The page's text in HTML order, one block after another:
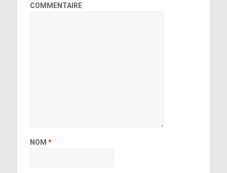
COMMENTAIRE
NOM *